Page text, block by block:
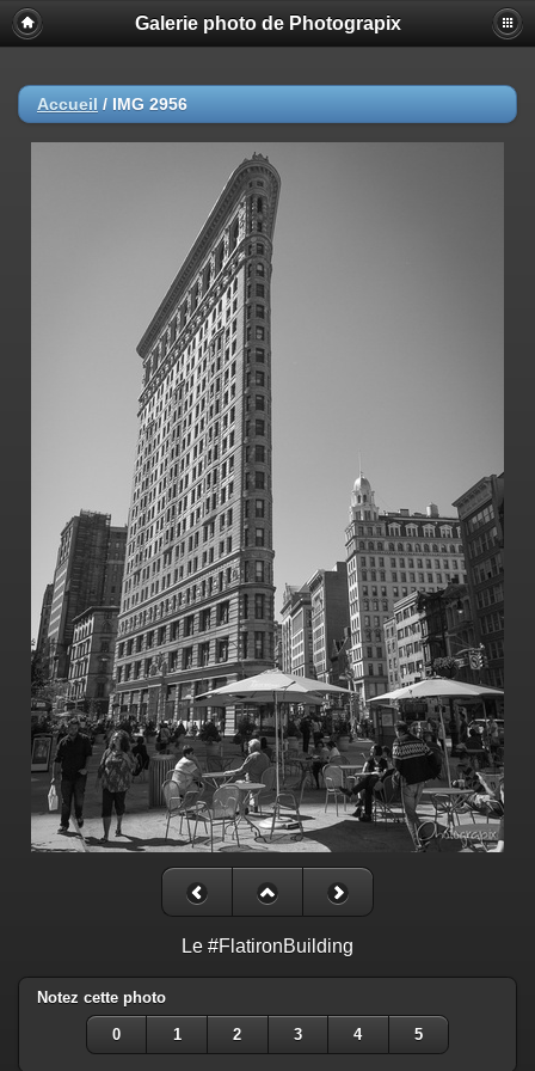
Galerie photo de Photograpix
Accueil / IMG 2956
Le #FlatironBuilding
Notez cette photo
0 1 2 3 4 5